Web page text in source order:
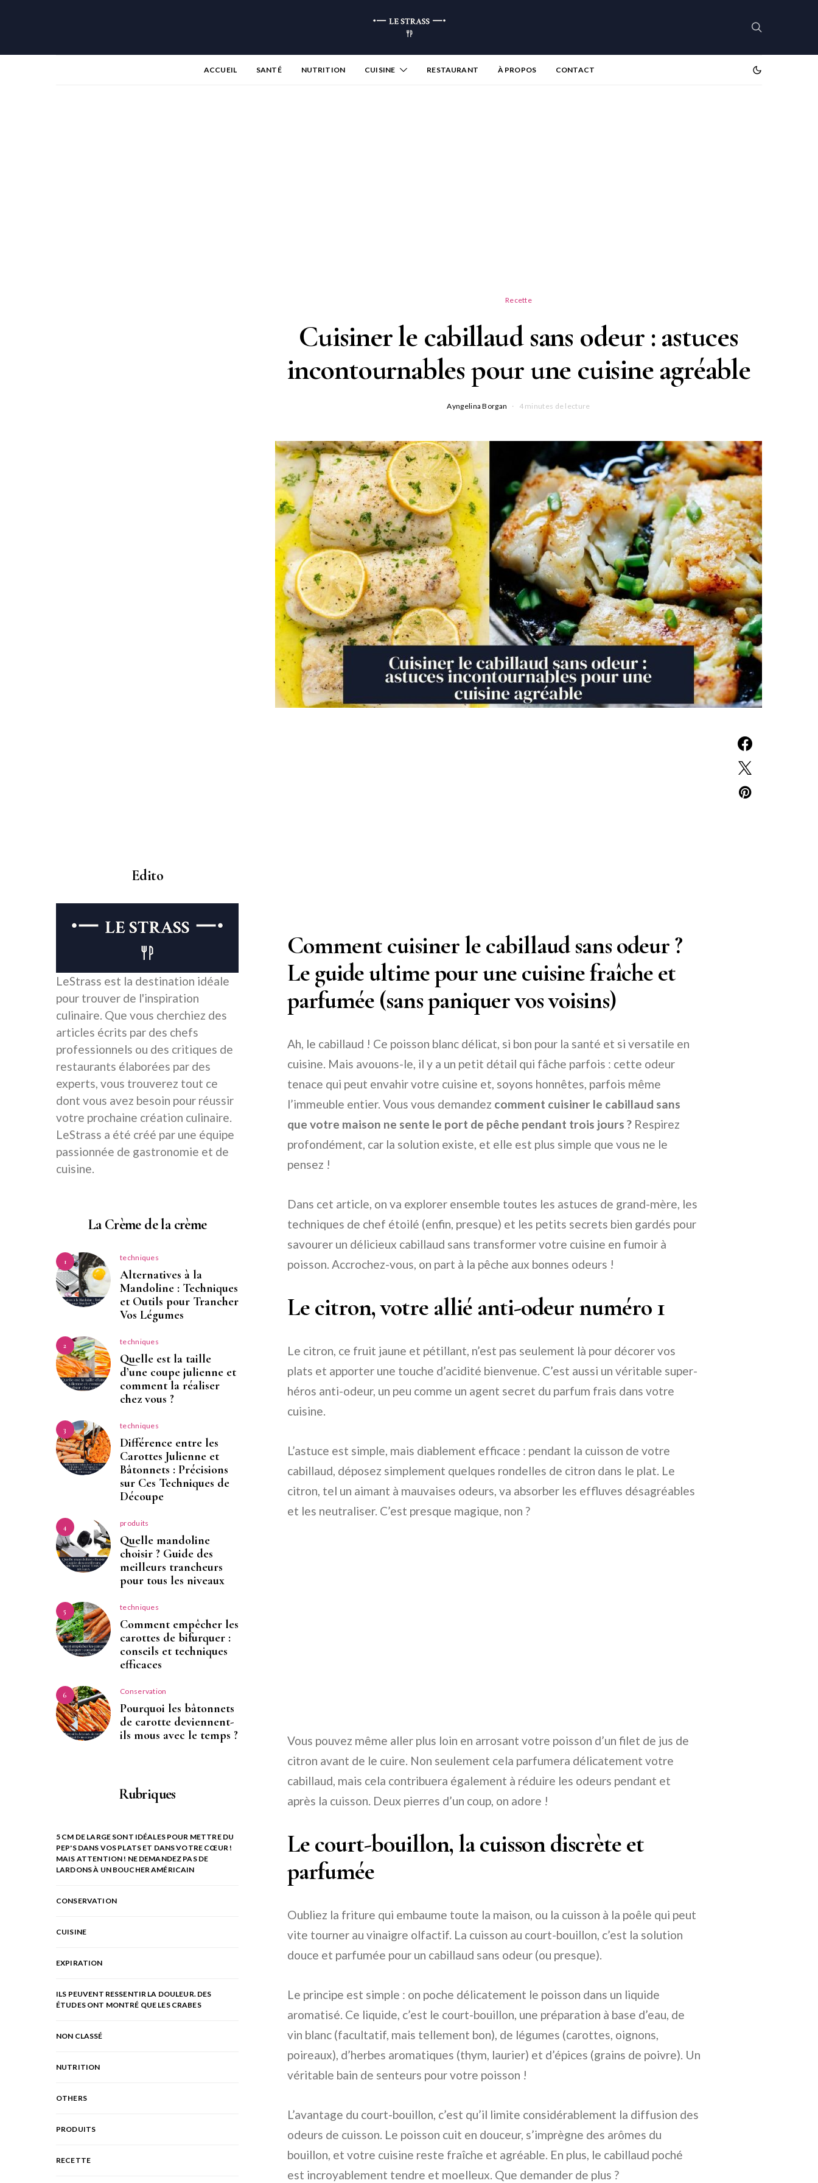
ACCUEIL SANTÉ NUTRITION CUISINE RESTAURANT À PROPOS CONTACT
Recette
Cuisiner le cabillaud sans odeur : astuces
incontournables pour une cuisine agréable
Ayngelina Borgan 4 minutes de lecture
Comment cuisiner le cabillaud sans odeur ?
Le guide ultime pour une cuisine fraîche et
parfumée (sans paniquer vos voisins)
Ah, le cabillaud ! Ce poisson blanc délicat, si bon pour la santé et si versatile en
cuisine. Mais avouons-le, il y a un petit détail qui fâche parfois : cette odeur
tenace qui peut envahir votre cuisine et, soyons honnêtes, parfois même
l’immeuble entier. Vous vous demandez comment cuisiner le cabillaud sans
que votre maison ne sente le port de pêche pendant trois jours ? Respirez
profondément, car la solution existe, et elle est plus simple que vous ne le
pensez !
Dans cet article, on va explorer ensemble toutes les astuces de grand-mère, les
techniques de chef étoilé (enfin, presque) et les petits secrets bien gardés pour
savourer un délicieux cabillaud sans transformer votre cuisine en fumoir à
poisson. Accrochez-vous, on part à la pêche aux bonnes odeurs !
Le citron, votre allié anti-odeur numéro 1
Le citron, ce fruit jaune et pétillant, n’est pas seulement là pour décorer vos
plats et apporter une touche d’acidité bienvenue. C’est aussi un véritable super-
héros anti-odeur, un peu comme un agent secret du parfum frais dans votre
cuisine.
L’astuce est simple, mais diablement efficace : pendant la cuisson de votre
cabillaud, déposez simplement quelques rondelles de citron dans le plat. Le
citron, tel un aimant à mauvaises odeurs, va absorber les effluves désagréables
et les neutraliser. C’est presque magique, non ?
Vous pouvez même aller plus loin en arrosant votre poisson d’un filet de jus de
citron avant de le cuire. Non seulement cela parfumera délicatement votre
cabillaud, mais cela contribuera également à réduire les odeurs pendant et
après la cuisson. Deux pierres d’un coup, on adore !
Le court-bouillon, la cuisson discrète et
parfumée
Oubliez la friture qui embaume toute la maison, ou la cuisson à la poêle qui peut
vite tourner au vinaigre olfactif. La cuisson au court-bouillon, c’est la solution
douce et parfumée pour un cabillaud sans odeur (ou presque).
Le principe est simple : on poche délicatement le poisson dans un liquide
aromatisé. Ce liquide, c’est le court-bouillon, une préparation à base d’eau, de
vin blanc (facultatif, mais tellement bon), de légumes (carottes, oignons,
poireaux), d’herbes aromatiques (thym, laurier) et d’épices (grains de poivre). Un
véritable bain de senteurs pour votre poisson !
L’avantage du court-bouillon, c’est qu’il limite considérablement la diffusion des
odeurs de cuisson. Le poisson cuit en douceur, s’imprègne des arômes du
bouillon, et votre cuisine reste fraîche et agréable. En plus, le cabillaud poché
est incroyablement tendre et moelleux. Que demander de plus ?
Edito
LeStrass est la destination idéale
pour trouver de l'inspiration
culinaire. Que vous cherchiez des
articles écrits par des chefs
professionnels ou des critiques de
restaurants élaborées par des
experts, vous trouverez tout ce
dont vous avez besoin pour réussir
votre prochaine création culinaire.
LeStrass a été créé par une équipe
passionnée de gastronomie et de
cuisine.
La Crème de la crème
1 techniques
Alternatives à la
Mandoline : Techniques
et Outils pour Trancher
Vos Légumes
2 techniques
Quelle est la taille
d’une coupe julienne et
comment la réaliser
chez vous ?
3 techniques
Différence entre les
Carottes Julienne et
Bâtonnets : Précisions
sur Ces Techniques de
Découpe
4 produits
Quelle mandoline
choisir ? Guide des
meilleurs trancheurs
pour tous les niveaux
5 techniques
Comment empêcher les
carottes de bifurquer :
conseils et techniques
efficaces
6 Conservation
Pourquoi les bâtonnets
de carotte deviennent-
ils mous avec le temps ?
Rubriques
5 CM DE LARGE SONT IDÉALES POUR METTRE DU
PEP'S DANS VOS PLATS ET DANS VOTRE CŒUR !
MAIS ATTENTION ! NE DEMANDEZ PAS DE
LARDONS À UN BOUCHER AMÉRICAIN
CONSERVATION
CUISINE
EXPIRATION
ILS PEUVENT RESSENTIR LA DOULEUR. DES
ÉTUDES ONT MONTRÉ QUE LES CRABES
NON CLASSÉ
NUTRITION
OTHERS
PRODUITS
RECETTE